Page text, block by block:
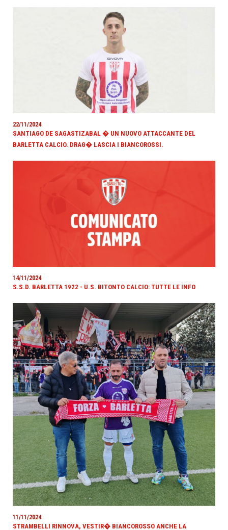
22/11/2024
SANTIAGO DE SAGASTIZABAL � UN NUOVO ATTACCANTE DEL
BARLETTA CALCIO. DRAG� LASCIA I BIANCOROSSI.
14/11/2024
S.S.D. BARLETTA 1922 - U.S. BITONTO CALCIO: TUTTE LE INFO
11/11/2024
STRAMBELLI RINNOVA, VESTIR� BIANCOROSSO ANCHE LA